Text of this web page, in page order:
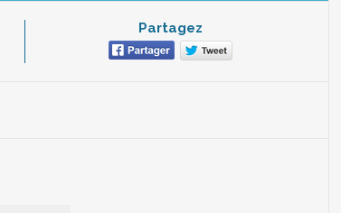
Partagez